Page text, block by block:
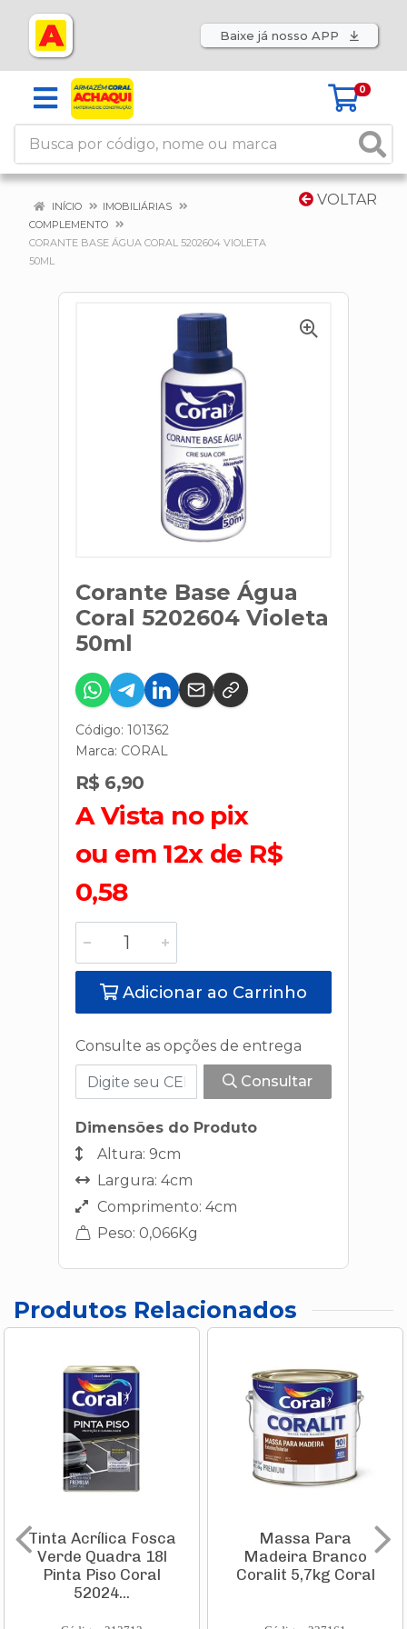
Baixe já nosso APP
0
VOLTAR
INÍCIO
IMOBILIÁRIAS
COMPLEMENTO
CORANTE BASE ÁGUA CORAL 5202604 VIOLETA
50ML
Corante Base Água
Coral 5202604 Violeta
50ml
Código: 101362
Marca: CORAL
R$ 6,90
A Vista no pix
ou em 12x de R$
0,58
Adicionar ao Carrinho
Consulte as opções de entrega
Consultar
Dimensões do Produto
Altura: 9cm
Largura: 4cm
Comprimento: 4cm
Peso: 0,066Kg
Produtos Relacionados
Tinta Acrílica Fosca
Verde Quadra 18l
Pinta Piso Coral
52024...
Massa Para
Madeira Branco
Coralit 5,7kg Coral